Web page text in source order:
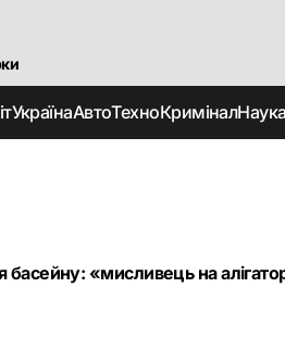
УкраїнаАвтоТехноКриміналНаука
«мисливець на